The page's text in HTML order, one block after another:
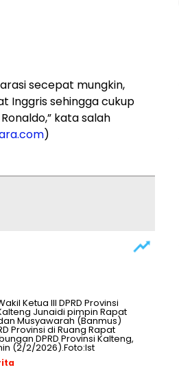
secepat mungkin,
Inggris sehingga cukup
kata salah
)